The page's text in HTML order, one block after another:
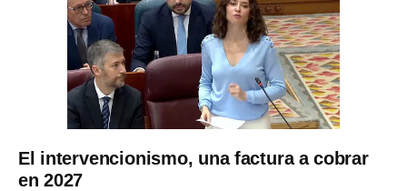
El intervencionismo, una factura a cobrar
en 2027